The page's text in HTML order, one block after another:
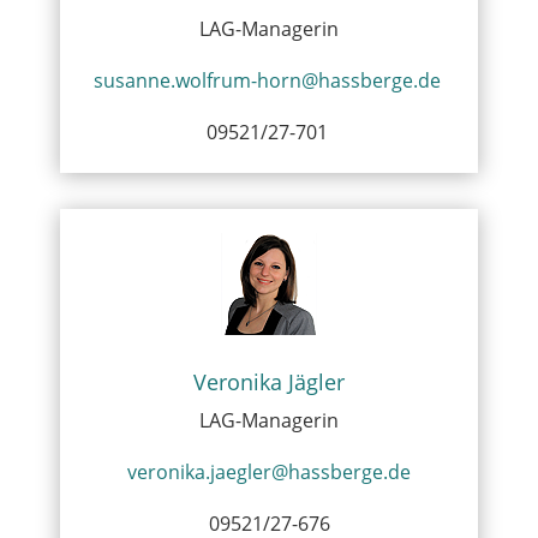
LAG-Managerin
susanne.wolfrum-horn@hassberge.de
09521/27-701
Veronika Jägler
LAG-Managerin
veronika.jaegler@hassberge.de
09521/27-676